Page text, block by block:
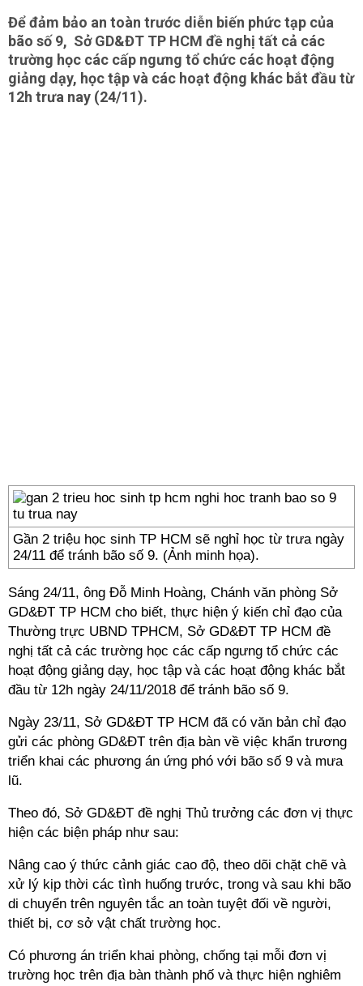
Để đảm bảo an toàn trước diễn biến phức tạp của
bão số 9, Sở GD&ĐT TP HCM đề nghị tất cả các
trường học các cấp ngưng tổ chức các hoạt động
giảng dạy, học tập và các hoạt động khác bắt đầu từ
12h trưa nay (24/11).
Gần 2 triệu học sinh TP HCM sẽ nghỉ học từ trưa ngày
24/11 để tránh bão số 9. (Ảnh minh họa).
Sáng 24/11, ông Đỗ Minh Hoàng, Chánh văn phòng Sở
GD&ĐT TP HCM cho biết, thực hiện ý kiến chỉ đạo của
Thường trực UBND TPHCM, Sở GD&ĐT TP HCM đề
nghị tất cả các trường học các cấp ngưng tổ chức các
hoạt động giảng dạy, học tập và các hoạt động khác bắt
đầu từ 12h ngày 24/11/2018 để tránh bão số 9.
Ngày 23/11, Sở GD&ĐT TP HCM đã có văn bản chỉ đạo
gửi các phòng GD&ĐT trên địa bàn về việc khẩn trương
triển khai các phương án ứng phó với bão số 9 và mưa
lũ.
Theo đó, Sở GD&ĐT đề nghị Thủ trưởng các đơn vị thực
hiện các biện pháp như sau:
Nâng cao ý thức cảnh giác cao độ, theo dõi chặt chẽ và
xử lý kịp thời các tình huống trước, trong và sau khi bão
di chuyển trên nguyên tắc an toàn tuyệt đối về người,
thiết bị, cơ sở vật chất trường học.
Có phương án triển khai phòng, chống tại mỗi đơn vị
trường học trên địa bàn thành phố và thực hiện nghiêm